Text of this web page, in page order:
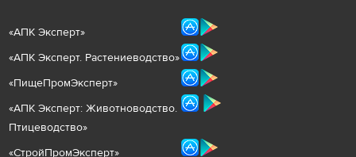
«АПК Эксперт»
«АПК Эксперт. Растениеводство»
«ПищеПромЭксперт»
«АПК Эксперт: Животноводство.
Птицеводство»
«СтройПромЭксперт»